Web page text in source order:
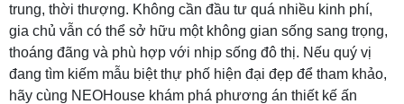
trung, thời thượng. Không cần đầu tư quá nhiều kinh phí,
gia chủ vẫn có thể sở hữu một không gian sống sang trọng,
thoáng đãng và phù hợp với nhịp sống đô thị. Nếu quý vị
đang tìm kiếm mẫu biệt thự phố hiện đại đẹp để tham khảo,
hãy cùng NEOHouse khám phá phương án thiết kế ấn